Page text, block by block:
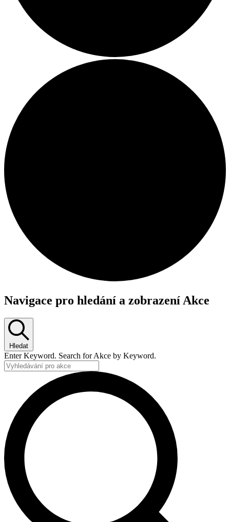
Akce
7
července,
2025
Navigace pro hledání a zobrazení Akce
Hledat
Enter Keyword. Search for Akce by Keyword.